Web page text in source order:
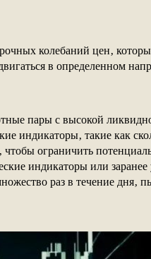
колебаний цен‚
в определенном
пары с высокой
индикаторы‚ такие как
ограничить
индикаторы или
раз в течение дня‚